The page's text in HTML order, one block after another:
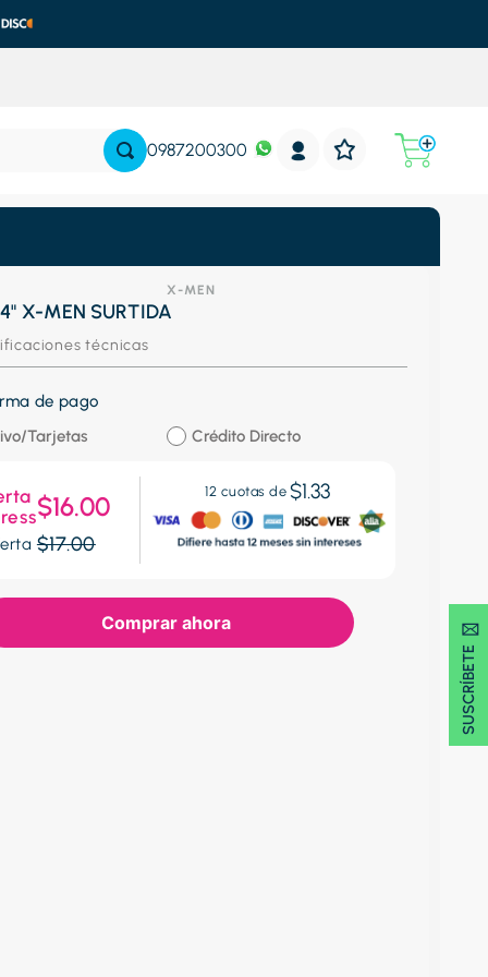
0987200300
SUSCRÍBETE 🖂
X-MEN
X-MEN SURTIDA
técnicas
de pago
Tarjetas
Crédito Directo
$16.00
$17.00
12 cuotas de $1.33
Comprar ahora